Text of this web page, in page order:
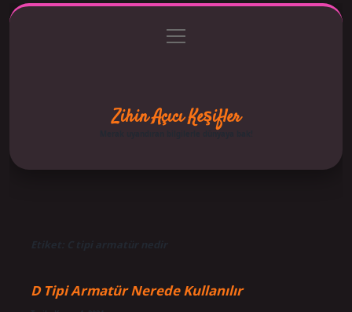
Gizlilik Politikası
menüyü
aç
Zihin Açıcı Keşifler
Merak uyandıran bilgilerle dünyaya bak!
Etiket: C tipi armatür nedir
D Tipi Armatür Nerede Kullanılır